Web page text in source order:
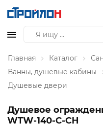
Главная Каталог
Ванны, душевые кабины
Душевые двери
Душевое
WTW-140-С-СH